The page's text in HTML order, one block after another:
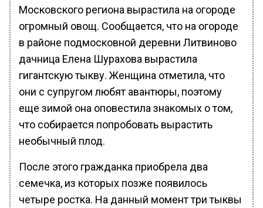
Московского региона вырастила на огороде
огромный овощ. Сообщается, что на огороде
в районе подмосковной деревни Литвиново
дачница Елена Шурахова вырастила
гигантскую тыкву. Женщина отметила, что
они с супругом любят авантюры, поэтому
еще зимой она оповестила знакомых о том,
что собирается попробовать вырастить
необычный плод.
После этого гражданка приобрела два
семечка, из которых позже появилось
четыре ростка. На данный момент три тыквы